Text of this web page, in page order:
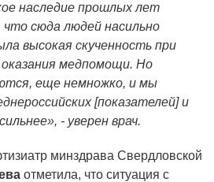
наследие прошлых лет
что сюда людей насильно
высокая скученность при
оказания медпомощи. Но
еще немножко, и мы
[показателей] и
- уверен врач.
минздрава Свердловской
отметила, что ситуация с